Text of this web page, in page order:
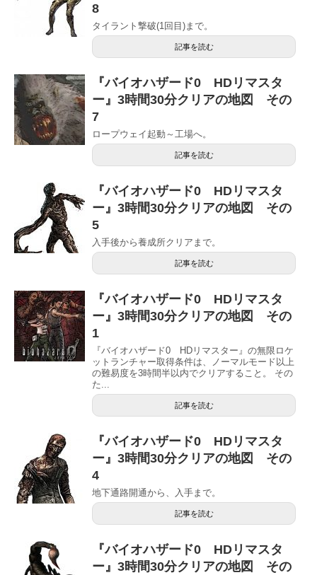
8
タイラント撃破(1回目)まで。
記事を読む
『バイオハザード0 HDリマスタ
ー』3時間30分クリアの地図 その
7
ロープウェイ起動～工場へ。
記事を読む
『バイオハザード0 HDリマスタ
ー』3時間30分クリアの地図 その
5
入手後から養成所クリアまで。
記事を読む
『バイオハザード0 HDリマスタ
ー』3時間30分クリアの地図 その
1
『バイオハザード0 HDリマスター』の無限ロケ
ットランチャー取得条件は、ノーマルモード以上
の難易度を3時間半以内でクリアすること。 その
た...
記事を読む
『バイオハザード0 HDリマスタ
ー』3時間30分クリアの地図 その
4
地下通路開通から、入手まで。
記事を読む
『バイオハザード0 HDリマスタ
ー』3時間30分クリアの地図 その